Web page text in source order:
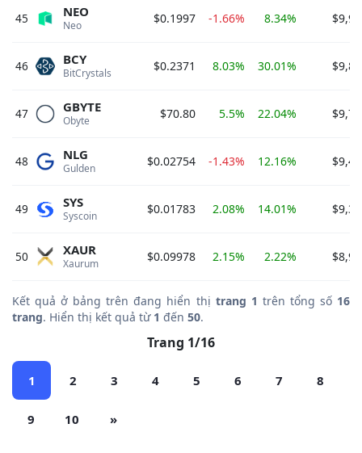
45 Neo
NEO $0.1997 -1.66% 8.34%
46 BitCrystals
BCY $0.2371 8.03% 30.01%
47 Obyte
GBYTE $70.80 5.5% 22.04%
48 Gulden
NLG $0.02754 -1.43% 12.16%
49 Syscoin
SYS $0.01783 2.08% 14.01%
50 Xaurum
XAUR $0.09978 2.15% 2.22%
Kết quả ở bảng trên đang hiển thị trang 1 trên tổng số 16
trang. Hiển thị kết quả từ 1 đến 50.
Trang 1/16
1 2 3 4 5 6 7 8
9 10 »